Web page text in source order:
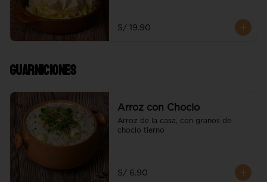
S/ 19.90
Guarniciones
Arroz con Choclo
Arroz de la casa, con granos de
choclo tierno
S/ 6.90